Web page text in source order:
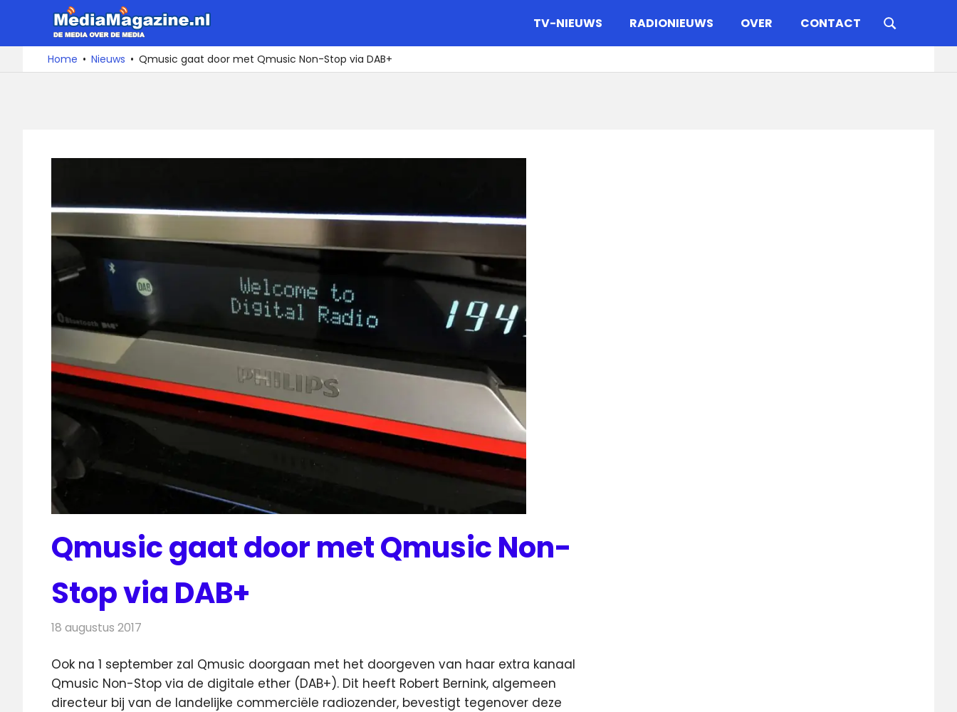
de
De
media
over
TV-NIEUWS RADIONIEUWS OVER CONTACT
Home Nieuws Qmusic gaat door met Qmusic Non-Stop via DAB+
Qmusic gaat door met Qmusic Non-
Stop via DAB+
18 augustus 2017
Ook na 1 september zal Qmusic doorgaan met het doorgeven van haar extra kanaal
Qmusic Non-Stop via de digitale ether (DAB+). Dit heeft Robert Bernink, algemeen
directeur bij van de landelijke commerciële radiozender, bevestigt tegenover deze